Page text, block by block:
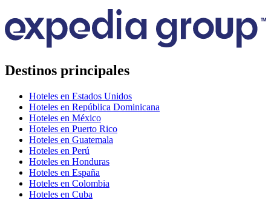
Destinos principales
Hoteles en Estados Unidos
Hoteles en República Dominicana
Hoteles en México
Hoteles en Puerto Rico
Hoteles en Guatemala
Hoteles en Perú
Hoteles en Honduras
Hoteles en España
Hoteles en Colombia
Hoteles en Cuba